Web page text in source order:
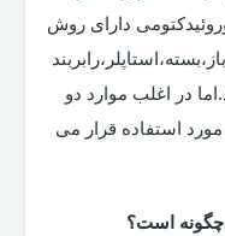
دارای روش
در اغلب موارد دو
استفاده قرار می
است؟